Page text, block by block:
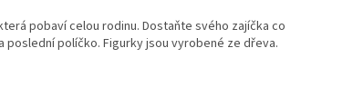
pobaví celou rodinu. Dostaňte svého zajíčka co
poslední políčko. Figurky jsou vyrobené ze dřeva.